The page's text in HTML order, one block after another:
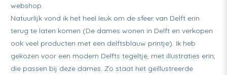
webshop.
Natuurlijk vond ik het heel leuk om de sfeer van Delft erin
terug te laten komen (De dames wonen in Delft en verkopen
ook veel producten met een delftsblauw printje). Ik heb
gekozen voor een modern Delfts tegeltje, met illustraties erin,
die passen bij deze dames. Zo staat het geïllustreerde